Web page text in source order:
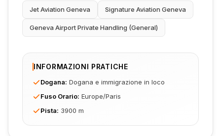
Jet Aviation Geneva Signature Aviation Geneva
Geneva Airport Private Handling (General)
INFORMAZIONI PRATICHE
Dogana: Dogana e immigrazione in loco
Fuso Orario: Europe/Paris
Pista: 3900 m